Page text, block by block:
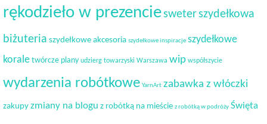
rękodzieło w prezenciesweterszydełkowa
biżuteria szydełkowe akcesoria szydełkowe inspiracje szydełkowe
korale twórcze plany udzierg towarzyski Warszawa wip współszycie
wydarzenia robótkowe YarnArt zabawka z włóczki
zakupy zmiany na blogu z robótką na mieście z robótką w podróży Święta